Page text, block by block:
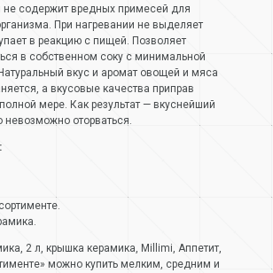
не содержит вредных примесей для
При нагревании не выделяет
в реакцию с пищей. Позволяет
в собственном соку с минимальной
вкус и аромат овощей и мяса
а вкусовые качества приправ
мере. Как результат — вкуснейший
невозможно оторваться.
2 л, крышка керамика, Millimi, Аппетит,
можно купить мелким, средним и